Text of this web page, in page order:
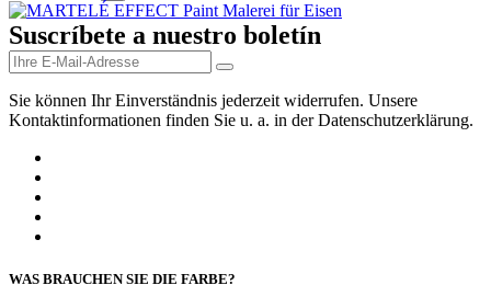
Suscríbete a nuestro boletín
Sie können Ihr Einverständnis jederzeit widerrufen. Unsere
Kontaktinformationen finden Sie u. a. in der Datenschutzerklärung.
WAS BRAUCHEN SIE DIE FARBE?